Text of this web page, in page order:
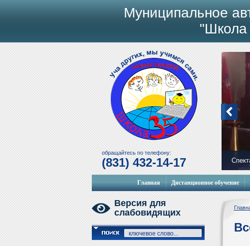
обращайтесь по телефону:
(831) 432-14-17
Муниципальное
"Школа
Главная Дистанционное обучение
Версия для
слабовидящих